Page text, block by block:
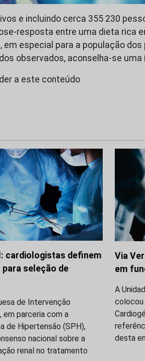
e incluindo cerca 355 230
resposta entre uma dieta rica
em especial para a população dos
observados, aconselha-se uma
a este conteúdo
cardiologistas definem
seleção de
de Intervenção
em parceria com a
de Hipertensão (SPH),
nacional sobre a
renal no tratamento
Via
em
A
colocou
desta